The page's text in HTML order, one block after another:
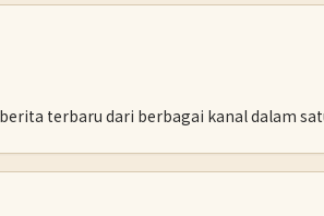
terbaru dari berbagai kanal dalam